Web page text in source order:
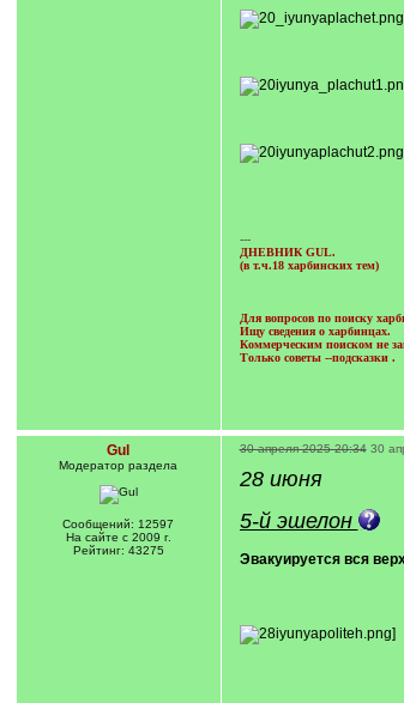
---
ДНЕВНИК GUL.
(в т.ч.18 харбинских тем)
Для вопросов по поиску
Ищу сведения о харбинцах.
Коммерческим поиском не
Только советы --подсказки .
Gul
Модератор раздела
Сообщений: 12597
На сайте с 2009 г.
Рейтинг: 43275
30 апреля 2025 20:34 30
28 июня
5-й эшелон
Эвакуируется вся
]